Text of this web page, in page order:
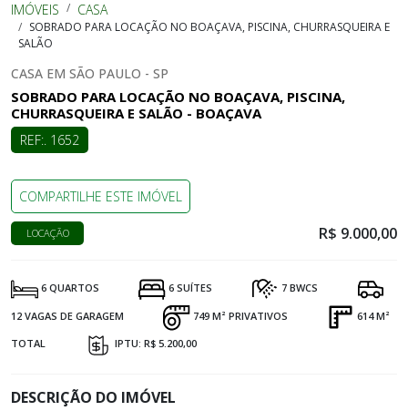
IMÓVEIS CASA
SOBRADO PARA LOCAÇÃO NO BOAÇAVA, PISCINA, CHURRASQUEIRA E
SALÃO
CASA EM SÃO PAULO - SP
SOBRADO PARA LOCAÇÃO NO BOAÇAVA, PISCINA,
CHURRASQUEIRA E SALÃO - BOAÇAVA
REF:. 1652
COMPARTILHE ESTE IMÓVEL
LOCAÇÃO R$ 9.000,00
6 QUARTOS 6 SUÍTES 7 BWCS
12 VAGAS DE GARAGEM 749 M² PRIVATIVOS 614 M²
TOTAL IPTU: R$ 5.200,00
DESCRIÇÃO DO IMÓVEL